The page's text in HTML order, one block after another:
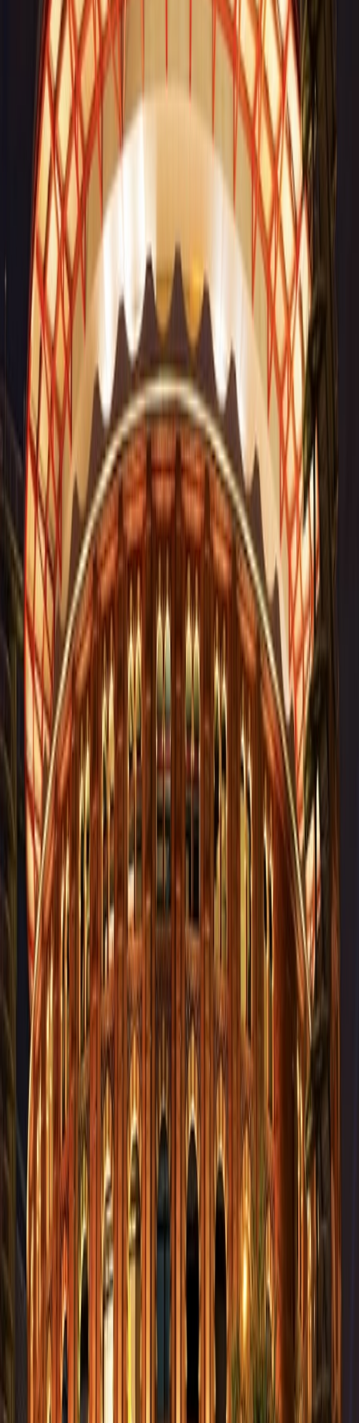
descuentos o beneficios exclusivos, debería obtener una
tarjeta Exclusive Member, que es gratuita.
Click & Collect
: Amazon Locker es un servicio que te
permite recibir paquetería en una dirección de entrega
completamente gratuita.
Los servicios de aparcamiento
Lavado de coches: disfrute del servicio ecológico de lavado
de coches ubicado en el aparcamiento 1.
El aparcamiento gratuito
: disfrute de 2 horas de
aparcamiento gratuito mientras explore el centro comercial
Plaza Río 2.
Puntos de carga para vehículos eléctricos: hay muchos
puntos de carga disponibles en todos los niveles de
aparcamiento.
Buscar su coche:
El sistema de guiado de aparcamiento de
Buscar su coche te permite localizar en cualquier momento
dónde está ubicado su coche.
Cómo llegar a Centro Comercial Plaza
Río 2
Existe una variedad de opciones para llegar al Centro Comercial
Plaza Río 2, como mediante los autobuses, el metro y RENFE. Así
que si no tiene ni idea de cómo puede usar cada medio de transporte
para llegar, lea la información a continuación.
Llega al Centro Comercial Plaza Río 2 mediante
autobús
Uno de los medios de transporte más rápidos y directos para llegar al
Centro Comercial Plaza Río 2 es el autobús, con muchas líneas que
paran directamente en el centro comercial o a solo unos metros de él.
La primera parada es de Antonio López- Centro Comercial, y las
líneas que le dejarán directamente en el centro comercial incluyen:
líneas 23, 148, 156, 45, 85, 6, 18, 22, 76, 78, 79, 47 y otras más.
Llega al Centro Comercial Plaza Río 2 mediante
tren
Para llegar al Centro Comercial Plaza Río 2 mediante los trenes,
debería tomar las líneas que le dejarán directamente en la estación,
desde las cuales tendrá que tomar el autobús para llegar al centro.
Algunas de las estaciones cercanas populares para llegar al centro
comercial Plaza Río 2 incluyen la estación de Delicias de las líneas
C1, C7 y C10, la estación de Méndez Álvaro de las líneas C1, C5,
C7 y C10, y la estación de Pirámides de las líneas C1, C7 y C10.
Llega al Centro Comercial Plaza Río 2 mediante
Metro
Para llegar al Centro Comercial Plaza Río 2 mediante metro, las
mejores estaciones son Legazpi y Usera de las líneas 3 y 6. Hay
posibilidades de que tenga que caminar unos metros para llegar al
centro comercial.
Cosas para hacer en o cerca de Centro
Comercial Plaza Río 2
Disfrute de las vistas impecables desde la terraza del Mirador,
que ofrece una panorámica del horizonte de Madrid y del río
Manzanares.
Explore una amplia gama de las marcas internacionales
disponibles en el Centro Comercial Plaza Río 2
Visitar Matadero Madrid, que fue un matadero convertido en
un espacio de arte, conciertos, teatros, exhibiciones y más.
Usted puede explorar diferentes tiendas, restaurantes o cafés
ubicados cerca del centro comercial que le ofrecerán una
experiencia única.
La información de contacto de Centro
Comercial Plaza Río 2
El enlace del sitio web:
www.plazario2.com
La dirección : Centro Comercial Plaza Río 2, Avenida del
Manzanares 210, 28026, Madrid, España
Conclusión
Si está en Madrid, debería explorar el Centro Comercial Plaza Río 2,
que no solo es uno de los centros comerciales más famosos, sino que
también ofrece una de las mejores vistas de la ciudad. Así que lea la
información mencionada en este post donde encontrará los servicios
ofrecidos, las maneras de llegar y algunas de las interesantes cosas
que puede hacer en o cerca del centro comercial. Espera que os
guste la información y sea útil.
Preguntas frecuentes
¿Dónde está ubicado el Centro Comercial Plaza Río 2?